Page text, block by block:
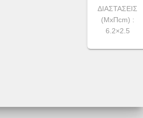
ΔΙΑΣΤΑΣΕΙΣ
(ΜxΠcm) :
6.2×2.5